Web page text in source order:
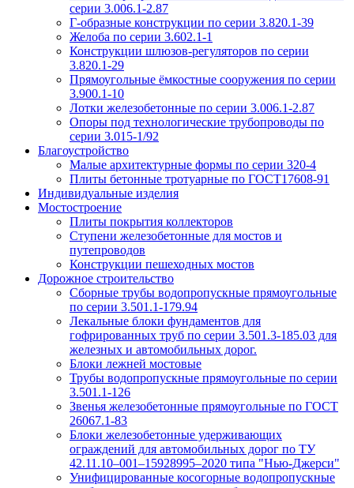
серии 3.006.1-2.87
Г-образные конструкции по серии 3.820.1-39
Желоба по серии 3.602.1-1
Конструкции шлюзов-регуляторов по серии
3.820.1-29
Прямоугольные ёмкостные сооружения по серии
3.900.1-10
Лотки железобетонные по серии 3.006.1-2.87
Опоры под технологические трубопроводы по
серии 3.015-1/92
Благоустройство
Малые архитектурные формы по серии 320-4
Плиты бетонные тротуарные по ГОСТ17608-91
Индивидуальные изделия
Мостостроение
Плиты покрытия коллекторов
Ступени железобетонные для мостов и
путепроводов
Конструкции пешеходных мостов
Дорожное строительство
Сборные трубы водопропускные прямоугольные
по серии 3.501.1-179.94
Лекальные блоки фундаментов для
гофрированных труб по серии 3.501.3-185.03 для
железных и автомобильных дорог.
Блоки лежней мостовые
Трубы водопропускные прямоугольные по серии
3.501.1-126
Звенья железобетонные прямоугольные по ГОСТ
26067.1-83
Блоки железобетонные удерживающих
ограждений для автомобильных дорог по ТУ
42.11.10–001–15928995–2020 типа "Нью-Джерси"
Унифицированные косогорные водопропускные